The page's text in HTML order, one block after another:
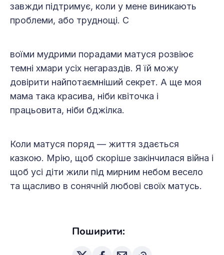
завжди підтримує, коли у мене виникають
проблеми, або труднощі. С
воїми мудрими порадами матуся розвіює
темні хмари усіх негараздів. Я їй можу
довірити найпотаємніший секрет. А ще моя
мама така красива, ніби квіточка і
працьовита, ніби бджілка.
Коли матуся поряд — життя здається
казкою. Мрію, щоб скоріше закінчилася війна і
щоб усі діти жили під мирним небом весело
та щасливо в сонячній любові своїх матусь.
Поширити: